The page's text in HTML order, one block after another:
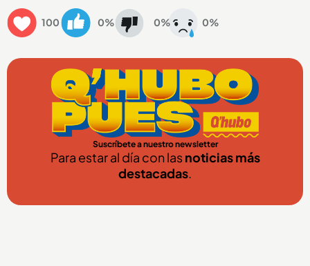
100 0% 0% 0%
Suscríbete a nuestro newsletter
Para estar al día con lasnoticias más
destacadas.